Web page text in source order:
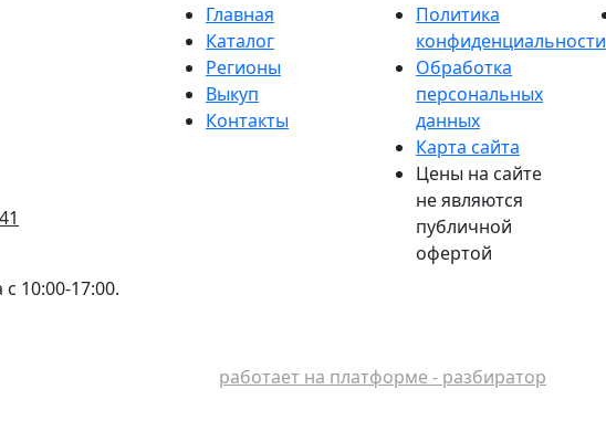
10:00-17:00.
Главная
Каталог
Регионы
Выкуп
Контакты
Политика
конфиденциальности
Обработка
персональных
данных
Карта сайта
Цены на сайте
не являются
публичной
офертой
работает на платформе - разбиратор